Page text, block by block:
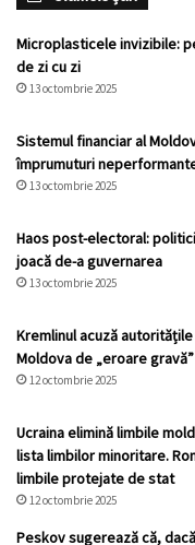
Microplasticele invizibile:
de zi cu zi
13 octombrie 2025
Sistemul financiar al
împrumuturi
13 octombrie 2025
Haos post-electoral:
joacă de-a guvernarea
13 octombrie 2025
Kremlinul acuză
Moldova de „eroare
12 octombrie 2025
Ucraina elimină limbile
lista limbilor minoritare.
limbile protejate de stat
12 octombrie 2025
Peskov sugerează că,